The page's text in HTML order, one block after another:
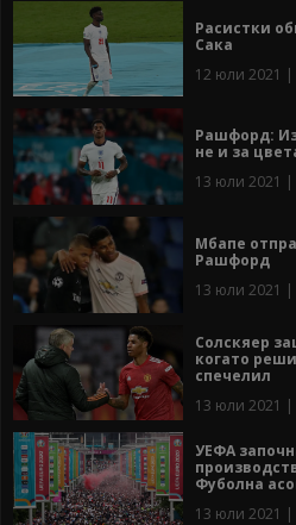
Расистки
Сака
12 юли 2021 |
Рашфорд:
не и за
13 юли 2021 |
Мбапе
Рашфорд
13 юли 2021 |
Солскяер
когато
спечелил
13 юли 2021 |
УЕФА
Фуболна
13 юли 2021 |